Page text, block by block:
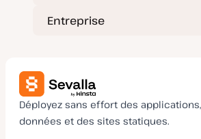
Entreprise
Déployez sans effort des
données et des sites statiques.